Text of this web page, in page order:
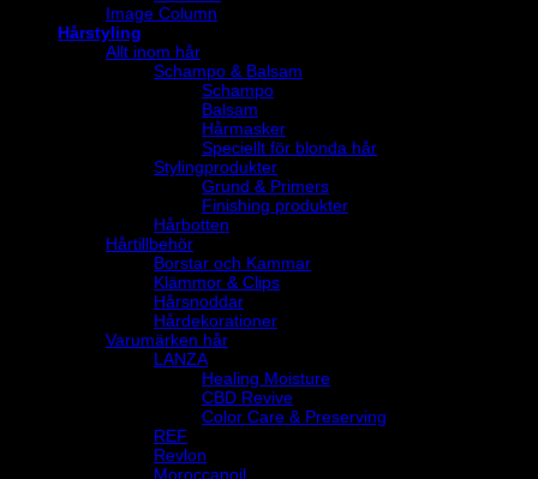
Image Column
Hårstyling
Allt inom hår
Schampo & Balsam
Schampo
Balsam
Hårmasker
Speciellt för blonda hår
Stylingprodukter
Grund & Primers
Finishing produkter
Hårbotten
Hårtillbehör
Borstar och Kammar
Klämmor & Clips
Hårsnoddar
Hårdekorationer
Varumärken hår
LANZA
Healing Moisture
CBD Revive
Color Care & Preserving
REF
Revlon
Moroccanoil